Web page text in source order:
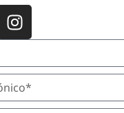
I
n
s
t
a
g